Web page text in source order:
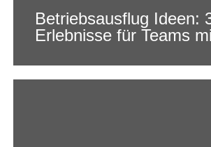
Betriebsausflug Ideen:
Erlebnisse für Teams